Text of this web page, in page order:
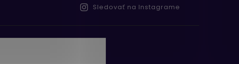
Sledovať na Instagrame